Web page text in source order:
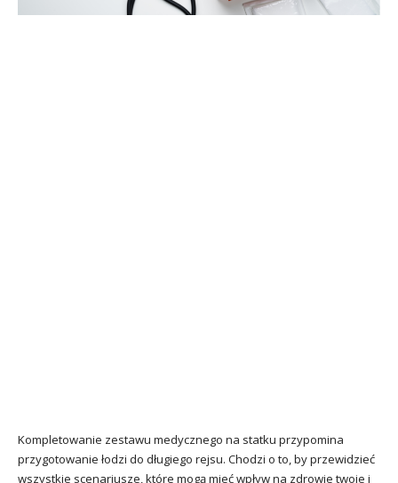
Kompletowanie zestawu medycznego na statku przypomina
przygotowanie łodzi do długiego rejsu. Chodzi o to, by przewidzieć
wszystkie scenariusze, które mogą mieć wpływ na zdrowie twoje i